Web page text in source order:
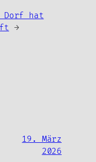
Dorf hat
→
19. März
2026